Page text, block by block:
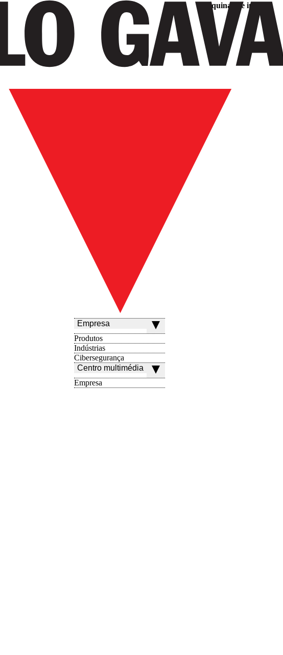
Empresa
Produtos
Indústrias
Cibersegurança
Centro multimédia
Empresa
Máquinas de injeção